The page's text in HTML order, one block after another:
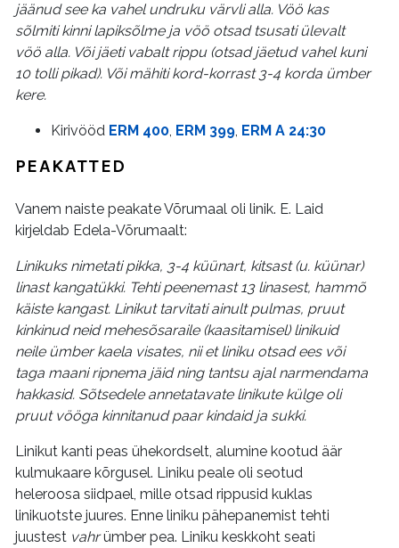
jäänud see ka vahel undruku värvli alla. Vöö kas
sõlmiti kinni lapiksõlme ja vöö otsad tsusati ülevalt
vöö alla. Või jäeti vabalt rippu (otsad jäetud vahel kuni
10 tolli pikad). Või mähiti kord-korrast 3-4 korda ümber
kere.
Kirivööd ERM 400, ERM 399, ERM A 24:30
PEAKATTED
Vanem naiste peakate Võrumaal oli linik. E. Laid
kirjeldab Edela-Võrumaalt:
Linikuks nimetati pikka, 3-4 küünart, kitsast (u. küünar)
linast kangatükki. Tehti peenemast 13 linasest, hammõ
käiste kangast. Linikut tarvitati ainult pulmas, pruut
kinkinud neid mehesõsaraile (kaasitamisel) linikuid
neile ümber kaela visates, nii et liniku otsad ees või
taga maani ripnema jäid ning tantsu ajal narmendama
hakkasid. Sõtsedele annetatavate linikute külge oli
pruut vööga kinnitanud paar kindaid ja sukki.
Linikut kanti peas ühekordselt, alumine kootud äär
kulmukaare kõrgusel. Liniku peale oli seotud
heleroosa siidpael, mille otsad rippusid kuklas
linikuotste juures. Enne liniku pähepanemist tehti
juustest vahrümber pea. Liniku keskkoht seati